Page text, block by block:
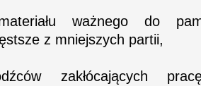
ważnego do
z mniejszych partii,
zakłócających